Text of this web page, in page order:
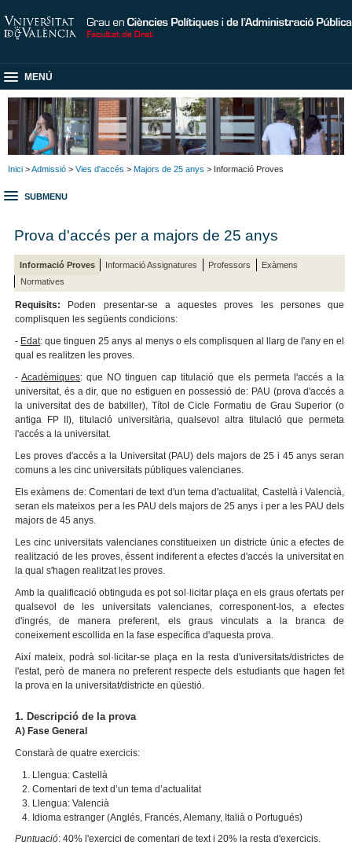
MENÚ
Inici >Admissió > Vies d'accés > Majors de 25 anys > Informació Proves
SUBMENU
Prova d'accés per a majors de 25 anys
Informació Proves Informació Assignatures Professors
Exàmens
Normatives
Requisits: Poden presentar-se a aquestes proves les persones que
complisquen les següents condicions:
- Edat: que tinguen 25 anys al menys o els complisquen al llarg de l'any en el
qual es realitzen les proves.
-Acadèmiques: que NO tinguen cap titulació que els permeta l'accés a la
universitat, és a dir, que no estiguen en possessió de: PAU (prova d'accés a
la universitat des de batxiller), Títol de Cicle Formatiu de Grau Superior (o
antiga FP II), titulació universitària, qualsevol altra titulació que permeta
l'accés a la universitat.
Les proves d'accés a la Universitat (PAU) dels majors de 25 i 45 anys seran
comuns a les cinc universitats públiques valencianes.
Els exàmens de: Comentari de text d'un tema d'actualitat, Castellà i Valencià,
seran els mateixos per a les PAU dels majors de 25 anys i per a les PAU dels
majors de 45 anys.
Les cinc universitats valencianes constitueixen un districte únic a efectes de
realització de les proves, éssent indiferent a efectes d'accés la universitat en
la qual s'hagen realitzat les proves.
Amb la qualificació obtinguda es pot sol·licitar plaça en els graus ofertats per
qualsevol de les universitats valencianes, corresponent-los, a efectes
d'ingrés, de manera preferent, els graus vinculats a la branca de
coneixement escollida en la fase específica d'aquesta prova.
Així mateix, podrà sol·licitar-se plaça en la resta d'universitats/districtes de
l'estat, però de manera no preferent respecte dels estudiants que hagen fet
la prova en la universitat/districte en qüestió.
1. Descripció de la prova
A) Fase General
Constarà de quatre exercicis:
Llengua: Castellà
Comentari de text d’un tema d’actualitat
Llengua: Valencià
Idioma estranger (Anglés, Francés, Alemany, Italià o Portugués)
Puntuació: 40% l'exercici de comentari de text i 20% la resta d'exercicis.